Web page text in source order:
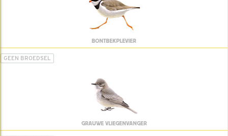
BONTBEKPLEVIER
GEEN BROEDSEL
GRAUWE VLIEGENVANGER